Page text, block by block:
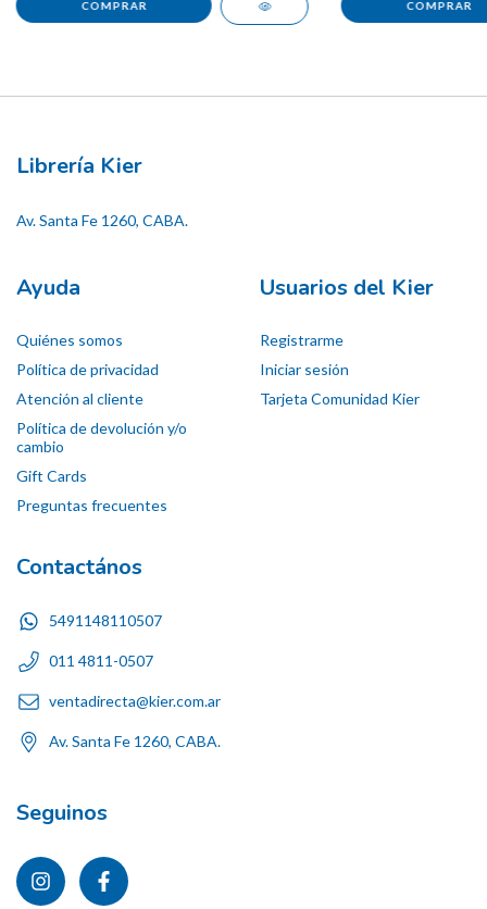
Librería Kier
Av. Santa Fe 1260, CABA.
Ayuda
Quiénes somos
Política de privacidad
Atención al cliente
Política de devolución y/o
cambio
Gift Cards
Preguntas frecuentes
Usuarios del Kier
Registrarme
Iniciar sesión
Tarjeta Comunidad Kier
Contactános
5491148110507
011 4811-0507
ventadirecta@kier.com.ar
Av. Santa Fe 1260, CABA.
Seguinos